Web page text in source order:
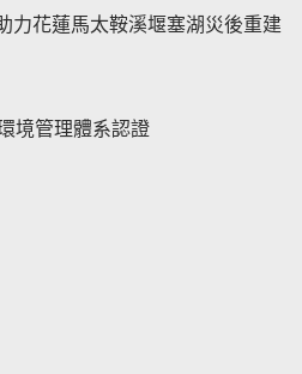
花蓮馬太鞍溪堰塞湖災後重建
境管理體系認證